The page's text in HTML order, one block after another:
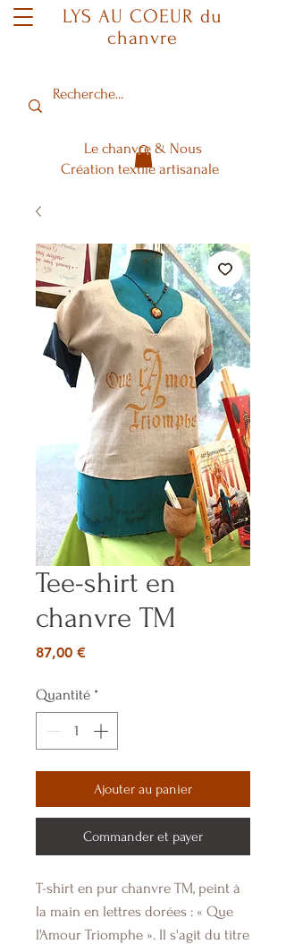
LYS AU COEUR du
chanvre
Le chanvre & Nous
Création textile artisanale
Tee-shirt en
chanvre TM
87,00 €Prix
Quantité *
Ajouter au panier
Commander et payer
T-shirt en pur chanvre TM, peint à
la main en lettres dorées : « Que
l'Amour Triomphe ». Il s'agit du titre